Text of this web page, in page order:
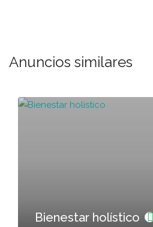
Anuncios similares
Bienestar holístico